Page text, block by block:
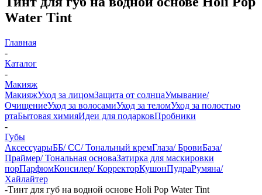
Water Tint
Главная
-
Каталог
-
Макияж
МакияжУход за лицомЗащита от солнцаУмывание/
ОчищениеУход за волосамиУход за теломУход за полостью
ртаБытовая химияИдеи для подарковПробники
-
Губы
АксессуарыББ/ СС/ Тональный кремГлаза/ БровиБаза/
Праймер/ Тональная основаЗатирка для маскировки
порПарфюмКонсилер/ КорректорКушонПудраРумяна/
Хайлайтер
-Тинт для губ на водной основе Holi Pop Water Tint